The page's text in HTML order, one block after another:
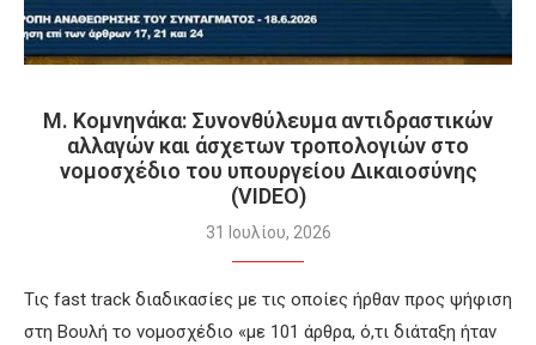
Μ. Κομνηνάκα: Συνονθύλευμα αντιδραστικών
αλλαγών και άσχετων τροπολογιών στο
νομοσχέδιο του υπουργείου Δικαιοσύνης
(VIDEO)
31 Ιουλίου, 2026
Τις fast track διαδικασίες με τις οποίες ήρθαν προς ψήφιση
στη Βουλή το νομοσχέδιο «με 101 άρθρα, ό,τι διάταξη ήταν